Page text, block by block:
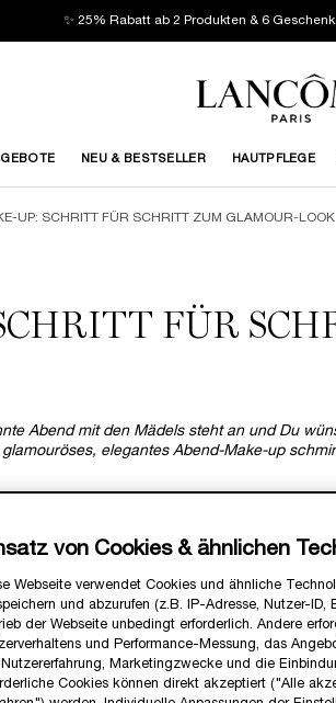
✨ 25% Rabatt ab 2 Produkten & 6
NEU & BESTSELLER HAUTPFLEGE
UP: SCHRITT FÜR SCHRITT ZUM GLAMOUR-LOOK
FÜR
Abend mit den Mädels steht an und Du
elegantes Abend-Make-up
von Cookies & ähnlichen
Webseite verwendet Cookies und ähnliche
und abzurufen (z.B. IP-Adresse, Nutzer-ID,
der Webseite unbedingt erforderlich. Andere
und Performance-Messung, das
Marketingzwecke und die
Cookies können direkt akzeptiert ("Alle